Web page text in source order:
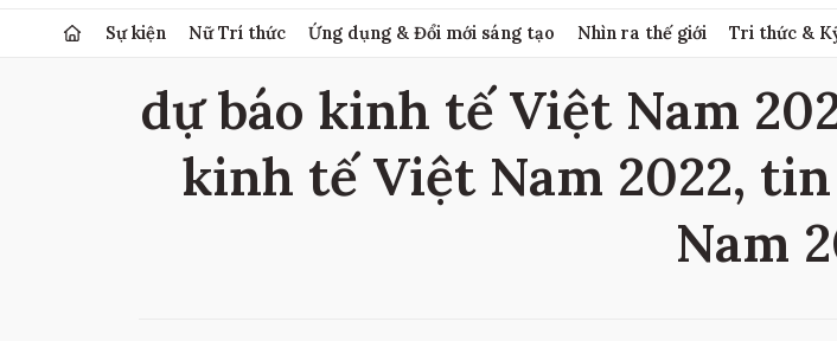
Sự kiện Nữ Trí thức Ứng dụng & Đổi mới sáng tạo Nhìn ra thế giới Tri thức &
dự báo kinh tế Việt Nam
kinh tế Việt Nam 2022,
Nam